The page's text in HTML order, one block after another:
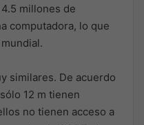
millones de
computadora, lo que
similares. De acuerdo
12 m tienen
no tienen acceso a